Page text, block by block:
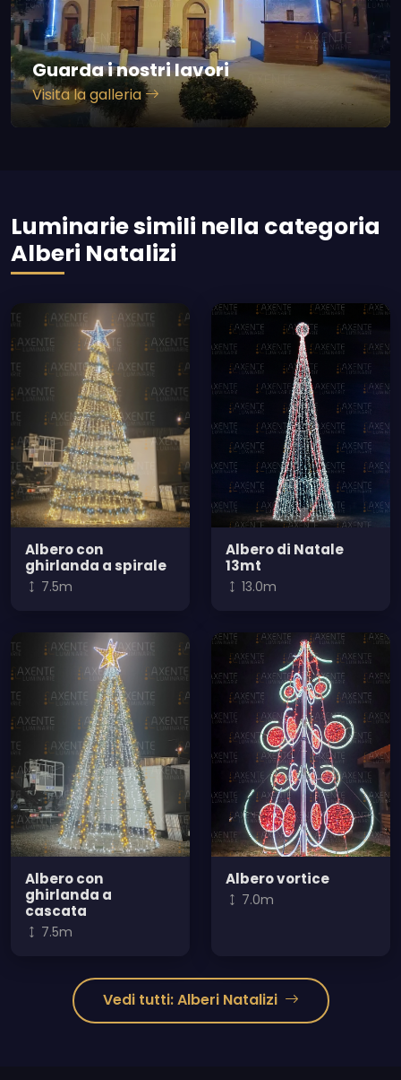
Guarda i nostri lavori
Visita la galleria
Luminarie simili nella categoria
Alberi Natalizi
Albero con
ghirlanda a spirale
7.5m
Albero di Natale
13mt
13.0m
Albero con
ghirlanda a
cascata
7.5m
Albero vortice
7.0m
Vedi tutti: Alberi Natalizi